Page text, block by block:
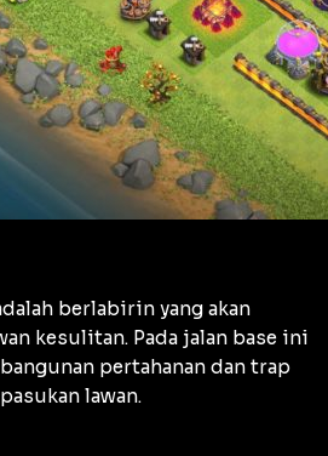
berlabirin yang akan
kesulitan. Pada jalan base ini
pertahanan dan trap
lawan.